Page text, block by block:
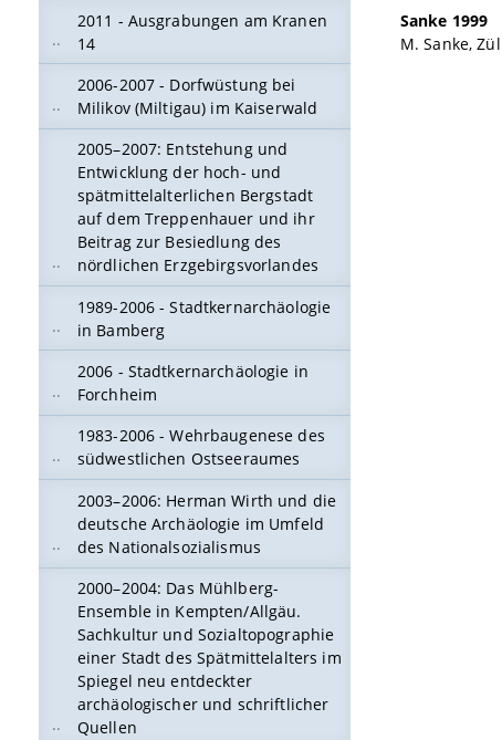
2011 - Ausgrabungen am Kranen
14
2006-2007 - Dorfwüstung bei
Milikov (Miltigau) im Kaiserwald
2005–2007: Entstehung und
Entwicklung der hoch- und
spätmittelalterlichen Bergstadt
auf dem Treppenhauer und ihr
Beitrag zur Besiedlung des
nördlichen Erzgebirgsvorlandes
1989-2006 - Stadtkernarchäologie
in Bamberg
2006 - Stadtkernarchäologie in
Forchheim
1983-2006 - Wehrbaugenese des
südwestlichen Ostseeraumes
2003–2006: Herman Wirth und die
deutsche Archäologie im Umfeld
des Nationalsozialismus
2000–2004: Das Mühlberg-
Ensemble in Kempten/Allgäu.
Sachkultur und Sozialtopographie
einer Stadt des Spätmittelalters im
Spiegel neu entdeckter
archäologischer und schriftlicher
Quellen
Sanke 1999
M. Sanke,